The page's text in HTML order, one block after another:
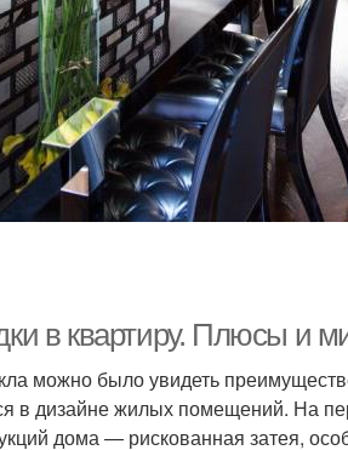
в квартиру. Плюсы и
можно было увидеть
в дизайне жилых помещений. На
дома — рискованная затея,